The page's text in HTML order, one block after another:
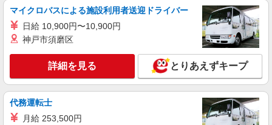
株式会社kotrio /●SD-H-2066469
タイパ最強！希望の働き方が叶う有料住宅のス
時給1350円〜2062円 ＜日払い有/週払い有/交
通費全支給(ガソリン代含む)＞
白河市
詳細を見る
マイクロバスによる施設利用者送迎ドライバー
日給 10,900円〜10,900円
神戸市須磨区
詳細を見る とりあえずキープ
代務運転士
月給 253,500円